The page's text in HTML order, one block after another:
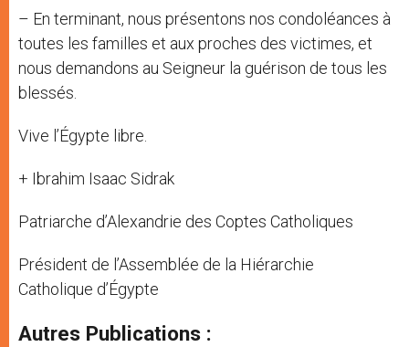
– En terminant, nous présentons nos condoléances à
toutes les familles et aux proches des victimes, et
nous demandons au Seigneur la guérison de tous les
blessés.
Vive l’Égypte libre.
+ Ibrahim Isaac Sidrak
Patriarche d’Alexandrie des Coptes Catholiques
Président de l’Assemblée de la Hiérarchie
Catholique d’Égypte
Autres Publications :